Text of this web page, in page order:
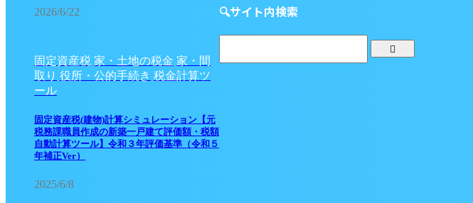
2026/6/22
固定資産税 家・土地の税金 家・間
取り 役所・公的手続き 税金計算ツ
ール
固定資産税(建物)計算シミュレーション【元
税務課職員作成の新築一戸建て評価額・税額
自動計算ツール】令和３年評価基準（令和５
年補正Ver）
2025/6/8
🔍サイト内検索